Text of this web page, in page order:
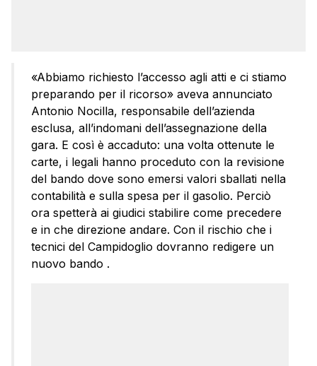
«Abbiamo richiesto l’accesso agli atti e ci stiamo
preparando per il ricorso» aveva annunciato
Antonio Nocilla, responsabile dell’azienda
esclusa, all’indomani dell’assegnazione della
gara. E così è accaduto: una volta ottenute le
carte, i legali hanno proceduto con la revisione
del bando dove sono emersi valori sballati nella
contabilità e sulla spesa per il gasolio. Perciò
ora spetterà ai giudici stabilire come precedere
e in che direzione andare. Con il rischio che i
tecnici del Campidoglio dovranno redigere un
nuovo bando .